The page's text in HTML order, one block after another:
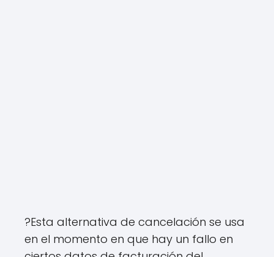
?Esta alternativa de cancelación se usa
en el momento en que hay un fallo en